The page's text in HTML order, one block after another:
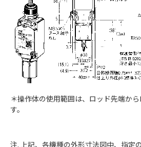
＊操作体の使用範囲は、ロッド先端か
す。
注. 上記、各機種の外形寸法図中、指定